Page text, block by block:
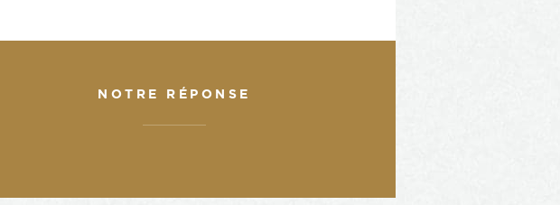
NOTRE RÉPONSE